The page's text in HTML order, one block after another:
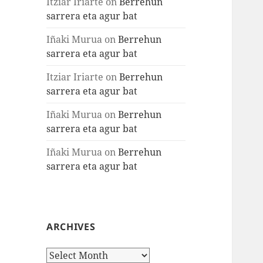
sarrera eta agur bat
Iñaki Murua onBerrehun
sarrera eta agur bat
Itziar Iriarte onBerrehun
sarrera eta agur bat
Iñaki Murua onBerrehun
sarrera eta agur bat
Iñaki Murua onBerrehun
sarrera eta agur bat
ARCHIVES
Archives